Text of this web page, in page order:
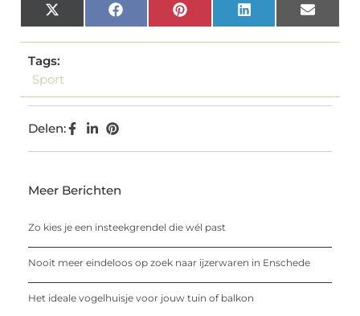
X
(Twitter)
FacebookPinterest LinkedIn Email
Tags:
Sport
Delen:
Meer Berichten
Zo kies je een insteekgrendel die wél past
Nooit meer eindeloos op zoek naar ijzerwaren in Enschede
Het ideale vogelhuisje voor jouw tuin of balkon